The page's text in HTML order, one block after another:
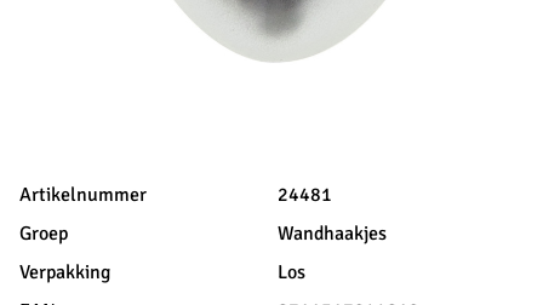
Artikelnummer
24481
Groep
Wandhaakjes
Verpakking
Los